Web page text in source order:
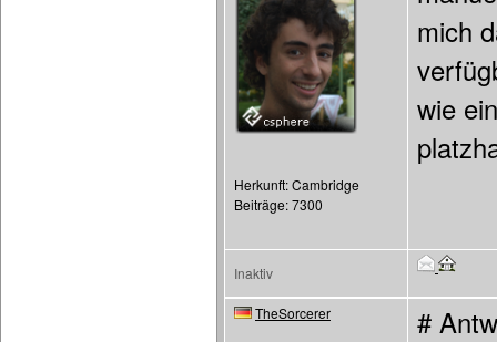
Herkunft: Cambridge
Beiträge: 7300
mich
wie
Inaktiv
TheSorcerer
#